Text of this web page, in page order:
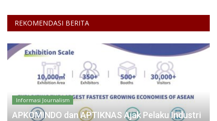
REKOMENDASI BERITA
Informasi Journalism
APKOMINDO dan APTIKNAS Ajak Pelaku Industri